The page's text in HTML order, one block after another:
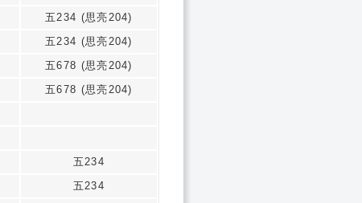
五234 (思亮204)
五234 (思亮204)
五678 (思亮204)
五678 (思亮204)
五234
五234